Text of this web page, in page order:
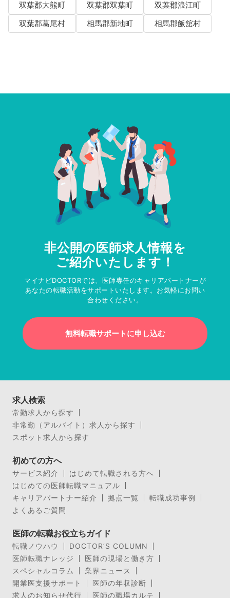
双葉郡大熊町
双葉郡双葉町
双葉郡浪江町
双葉郡葛尾村
相馬郡新地町 相馬郡飯舘村
非公開の医師求人情報を
ご紹介いたします！
マイナビDOCTORでは、医師専任のキャリアパートナーが
あなたの転職活動をサポートいたします。お気軽にお問い
合わせください。
無料転職サポートに申し込む
求人検索
常勤求人から探す
非常勤（アルバイト）求人から探す
スポット求人から探す
初めての方へ
サービス紹介
はじめて転職される方へ
はじめての医師転職マニュアル
キャリアパートナー紹介
拠点一覧
転職成功事例
よくあるご質問
医師の転職お役立ちガイド
転職ノウハウ
DOCTOR’S COLUMN
医師転職ナレッジ
医師の現場と働き方
スペシャルコラム
業界ニュース
開業医支援サポート
医師の年収診断
求人のお知らせ代行
医師の職場カルテ